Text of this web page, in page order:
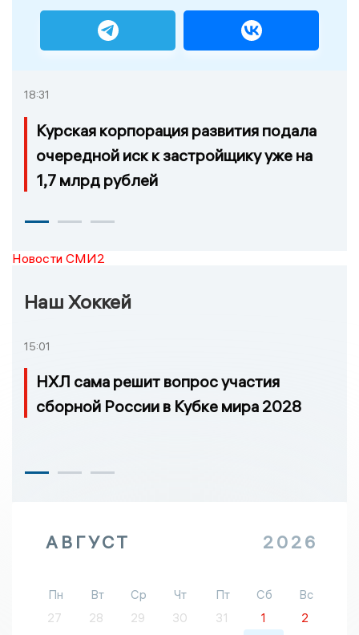
18:31
Курская корпорация развития подала
очередной иск к застройщику уже на
1,7 млрд рублей
Новости СМИ2
Наш Хоккей
15:01
НХЛ сама решит вопрос участия
сборной России в Кубке мира 2028
АВГУСТ 2026
Пн Вт Ср Чт Пт Сб
Вс
27
28 29 30 31 1
2